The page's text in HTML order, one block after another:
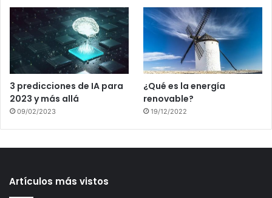
3 predicciones de IA para
2023 y más allá
09/02/2023
¿Qué es la energía
renovable?
19/12/2022
Artículos más vistos